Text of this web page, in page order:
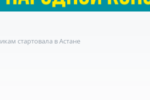
стартовала в Астане